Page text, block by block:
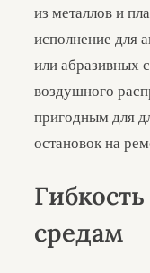
из металлов и
исполнение для
или абразивных
воздушного
пригодным для
остановок на
средам